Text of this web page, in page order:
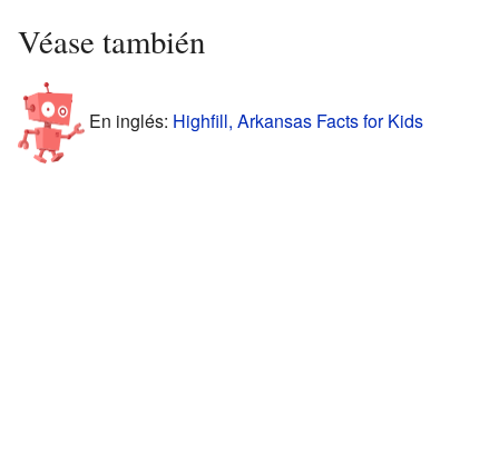
Véase también
En inglés: Highfill, Arkansas Facts for Kids